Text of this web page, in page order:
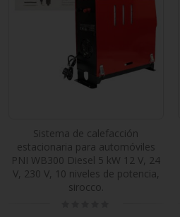
Sistema de calefacción
estacionaria para automóviles
PNI WB300 Diesel 5 kW 12 V, 24
V, 230 V, 10 niveles de potencia,
sirocco.